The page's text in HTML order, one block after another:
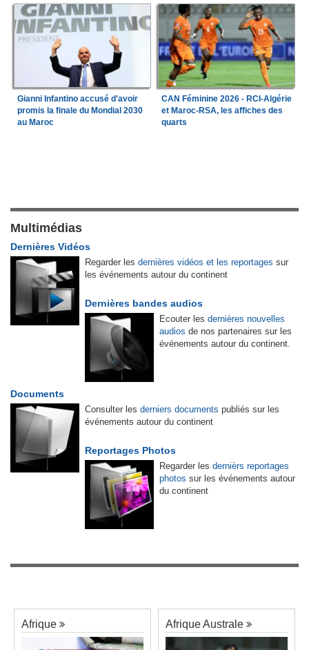
Gianni Infantino accusé d'avoir
promis la finale du Mondial 2030
au Maroc
CAN Féminine 2026 - RCI-Algérie
et Maroc-RSA, les affiches des
quarts
Multimédias
Dernières Vidéos
Regarder les dernières vidéos et les reportages sur
les événements autour du continent
Dernières bandes audios
Ecouter les dernières nouvelles
audios de nos partenaires sur les
événements autour du continent.
Documents
Consulter les derniers documents publiés sur les
événements autour du continent
Reportages Photos
Regarder les dernièrs reportages
photos sur les événements autour
du continent
Afrique Afrique Australe